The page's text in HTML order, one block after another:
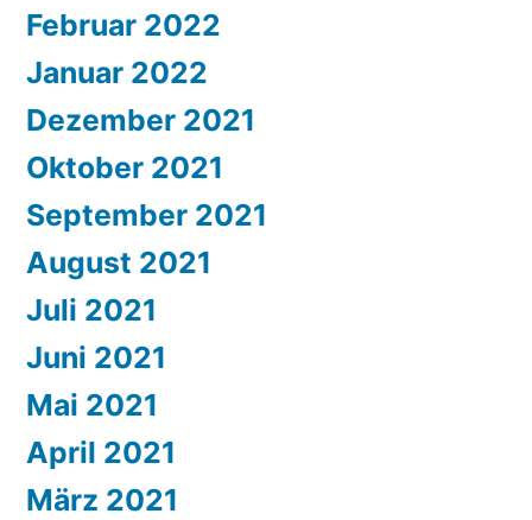
Februar 2022
Januar 2022
Dezember 2021
Oktober 2021
September 2021
August 2021
Juli 2021
Juni 2021
Mai 2021
April 2021
März 2021